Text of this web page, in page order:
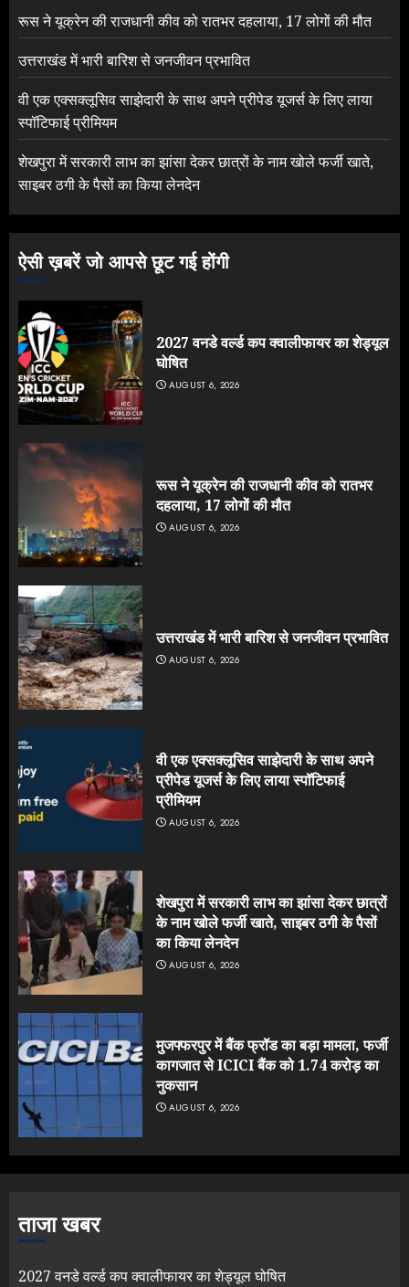
रूस ने यूक्रेन की राजधानी कीव को रातभर दहलाया, 17 लोगों की मौत
उत्तराखंड में भारी बारिश से जनजीवन प्रभावित
वी एक एक्सक्लूसिव साझेदारी के साथ अपने प्रीपेड यूजर्स के लिए लाया
स्पॉटिफाई प्रीमियम
शेखपुरा में सरकारी लाभ का झांसा देकर छात्रों के नाम खोले फर्जी खाते,
साइबर ठगी के पैसों का किया लेनदेन
ऐसी ख़बरें जो आपसे छूट गई होंगी
2027 वनडे वर्ल्ड कप क्वालीफायर का शेड्यूल
घोषित
AUGUST 6, 2026
रूस ने यूक्रेन की राजधानी कीव को रातभर
दहलाया, 17 लोगों की मौत
AUGUST 6, 2026
उत्तराखंड में भारी बारिश से जनजीवन प्रभावित
AUGUST 6, 2026
वी एक एक्सक्लूसिव साझेदारी के साथ अपने
प्रीपेड यूजर्स के लिए लाया स्पॉटिफाई
प्रीमियम
AUGUST 6, 2026
शेखपुरा में सरकारी लाभ का झांसा देकर छात्रों
के नाम खोले फर्जी खाते, साइबर ठगी के पैसों
का किया लेनदेन
AUGUST 6, 2026
मुजफ्फरपुर में बैंक फ्रॉड का बड़ा मामला, फर्जी
कागजात से ICICI बैंक को 1.74 करोड़ का
नुकसान
AUGUST 6, 2026
ताजा खबर
2027 वनडे वर्ल्ड कप क्वालीफायर का शेड्यूल घोषित